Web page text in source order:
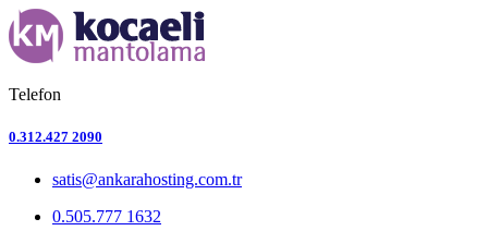
Telefon
0.312.427 2090
satis@ankarahosting.com.tr
0.505.777 1632